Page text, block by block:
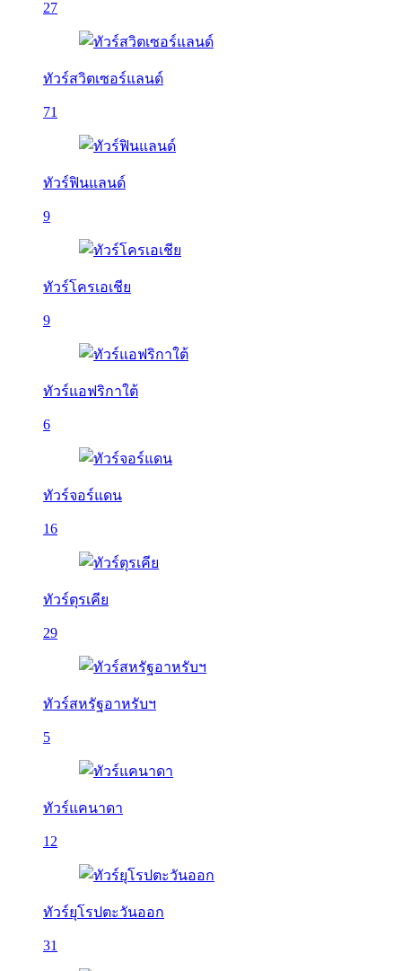
27
ทัวร์สวิตเซอร์แลนด์
71
ทัวร์ฟินแลนด์
9
ทัวร์โครเอเชีย
9
ทัวร์แอฟริกาใต้
6
ทัวร์จอร์แดน
16
ทัวร์ตุรเคีย
29
ทัวร์สหรัฐอาหรับฯ
5
ทัวร์แคนาดา
12
ทัวร์ยุโรปตะวันออก
31